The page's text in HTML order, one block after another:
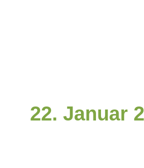
22. Januar